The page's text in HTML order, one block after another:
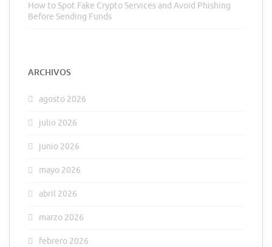
How to Spot Fake Crypto Services and Avoid Phishing
Before Sending Funds
ARCHIVOS
agosto 2026
julio 2026
junio 2026
mayo 2026
abril 2026
marzo 2026
febrero 2026